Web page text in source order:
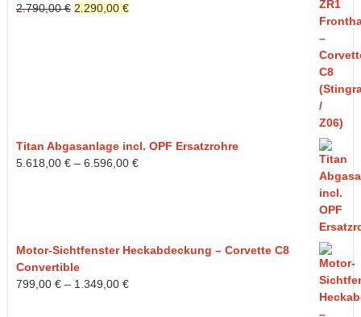
2.790,00€ Ursprünglicher
2.290,00 €Aktueller
Titan Abgasanlage incl. OPF Ersatzrohre
5.618,00 €– 6.596,00 €
Motor-Sichtfenster Heckabdeckung – Corvette C8
Convertible
799,00 €– 1.349,00 €